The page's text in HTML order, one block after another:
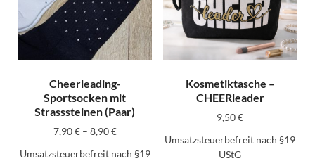
Cheerleading-
Sportsocken mit
Strasssteinen (Paar)
7,90€– 8,90€
Umsatzsteuerbefreit nach §19
Kosmetiktasche –
CHEERleader
9,50€
Umsatzsteuerbefreit nach §19
UStG